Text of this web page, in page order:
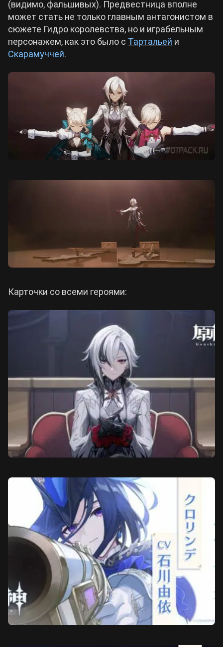
(видимо, фальшивых). Предвестница вполне
может стать не только главным антагонистом в
сюжете Гидро королевства, но и играбельным
персонажем, как это было с Тартальей и
Скарамуччей.
Карточки со всеми героями: